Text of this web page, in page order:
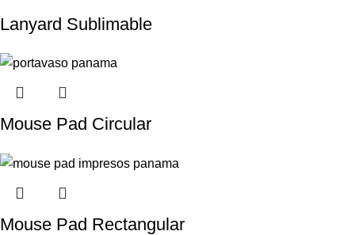
Lanyard Sublimable
Mouse Pad Circular
Mouse Pad Rectangular